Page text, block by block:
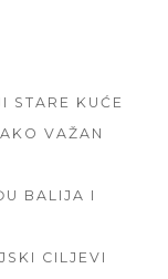
STARE KUĆE
VAŽAN
BALIJA I
CILJEVI